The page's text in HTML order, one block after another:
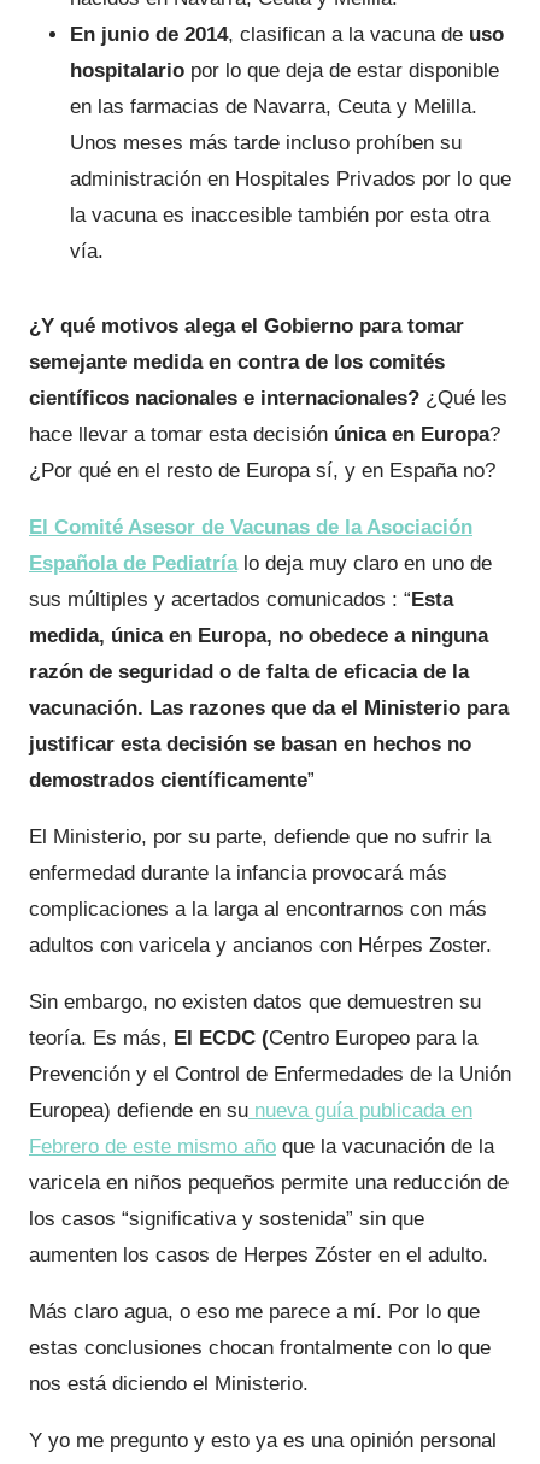
En junio de 2014, clasifican a la vacuna de uso
hospitalario por lo que deja de estar disponible
en las farmacias de Navarra, Ceuta y Melilla.
Unos meses más tarde incluso prohíben su
administración en Hospitales Privados por lo que
la vacuna es inaccesible también por esta otra
vía.
¿Y qué motivos alega el Gobierno para tomar
semejante medida en contra de los comités
científicos nacionales e internacionales? ¿Qué les
hace llevar a tomar esta decisión única en Europa?
¿Por qué en el resto de Europa sí, y en España no?
El Comité Asesor de Vacunas de la Asociación
Española de Pediatríalo deja muy claro en uno de
sus múltiples y acertados comunicados : “Esta
medida, única en Europa, no obedece a ninguna
razón de seguridad o de falta de eficacia de la
vacunación. Las razones que da el Ministerio para
justificar esta decisión se basan en hechos no
demostrados científicamente”
El Ministerio, por su parte, defiende que no sufrir la
enfermedad durante la infancia provocará más
complicaciones a la larga al encontrarnos con más
adultos con varicela y ancianos con Hérpes Zoster.
Sin embargo, no existen datos que demuestren su
teoría. Es más, El ECDC (Centro Europeo para la
Prevención y el Control de Enfermedades de la Unión
Europea) defiende en su nueva guía publicada en
Febrero de este mismo año que la vacunación de la
varicela en niños pequeños permite una reducción de
los casos “significativa y sostenida” sin que
aumenten los casos de Herpes Zóster en el adulto.
Más claro agua, o eso me parece a mí. Por lo que
estas conclusiones chocan frontalmente con lo que
nos está diciendo el Ministerio.
Y yo me pregunto y esto ya es una opinión personal